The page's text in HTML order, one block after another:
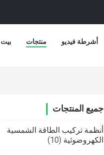
بيت منتجات أشرطة فيديو
جميع المنتجات
أنظمة تركيب الطاقة الشمسية
الكهروضوئية (10)